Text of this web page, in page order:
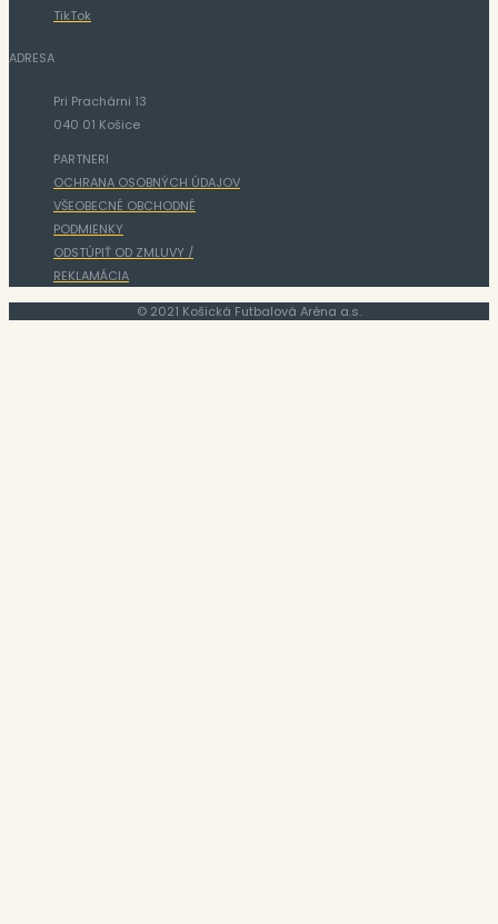
TikTok
ADRESA
Pri Prachárni 13
040 01 Košice
PARTNERI
OCHRANA OSOBNÝCH ÚDAJOV
VŠEOBECNÉ OBCHODNÉ
PODMIENKY
ODSTÚPIŤ OD ZMLUVY /
REKLAMÁCIA
© 2021 Košická Futbalová Aréna a.s.